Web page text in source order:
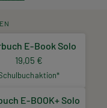
E-Book Solo
19,05 €
E-BOOK+ Solo